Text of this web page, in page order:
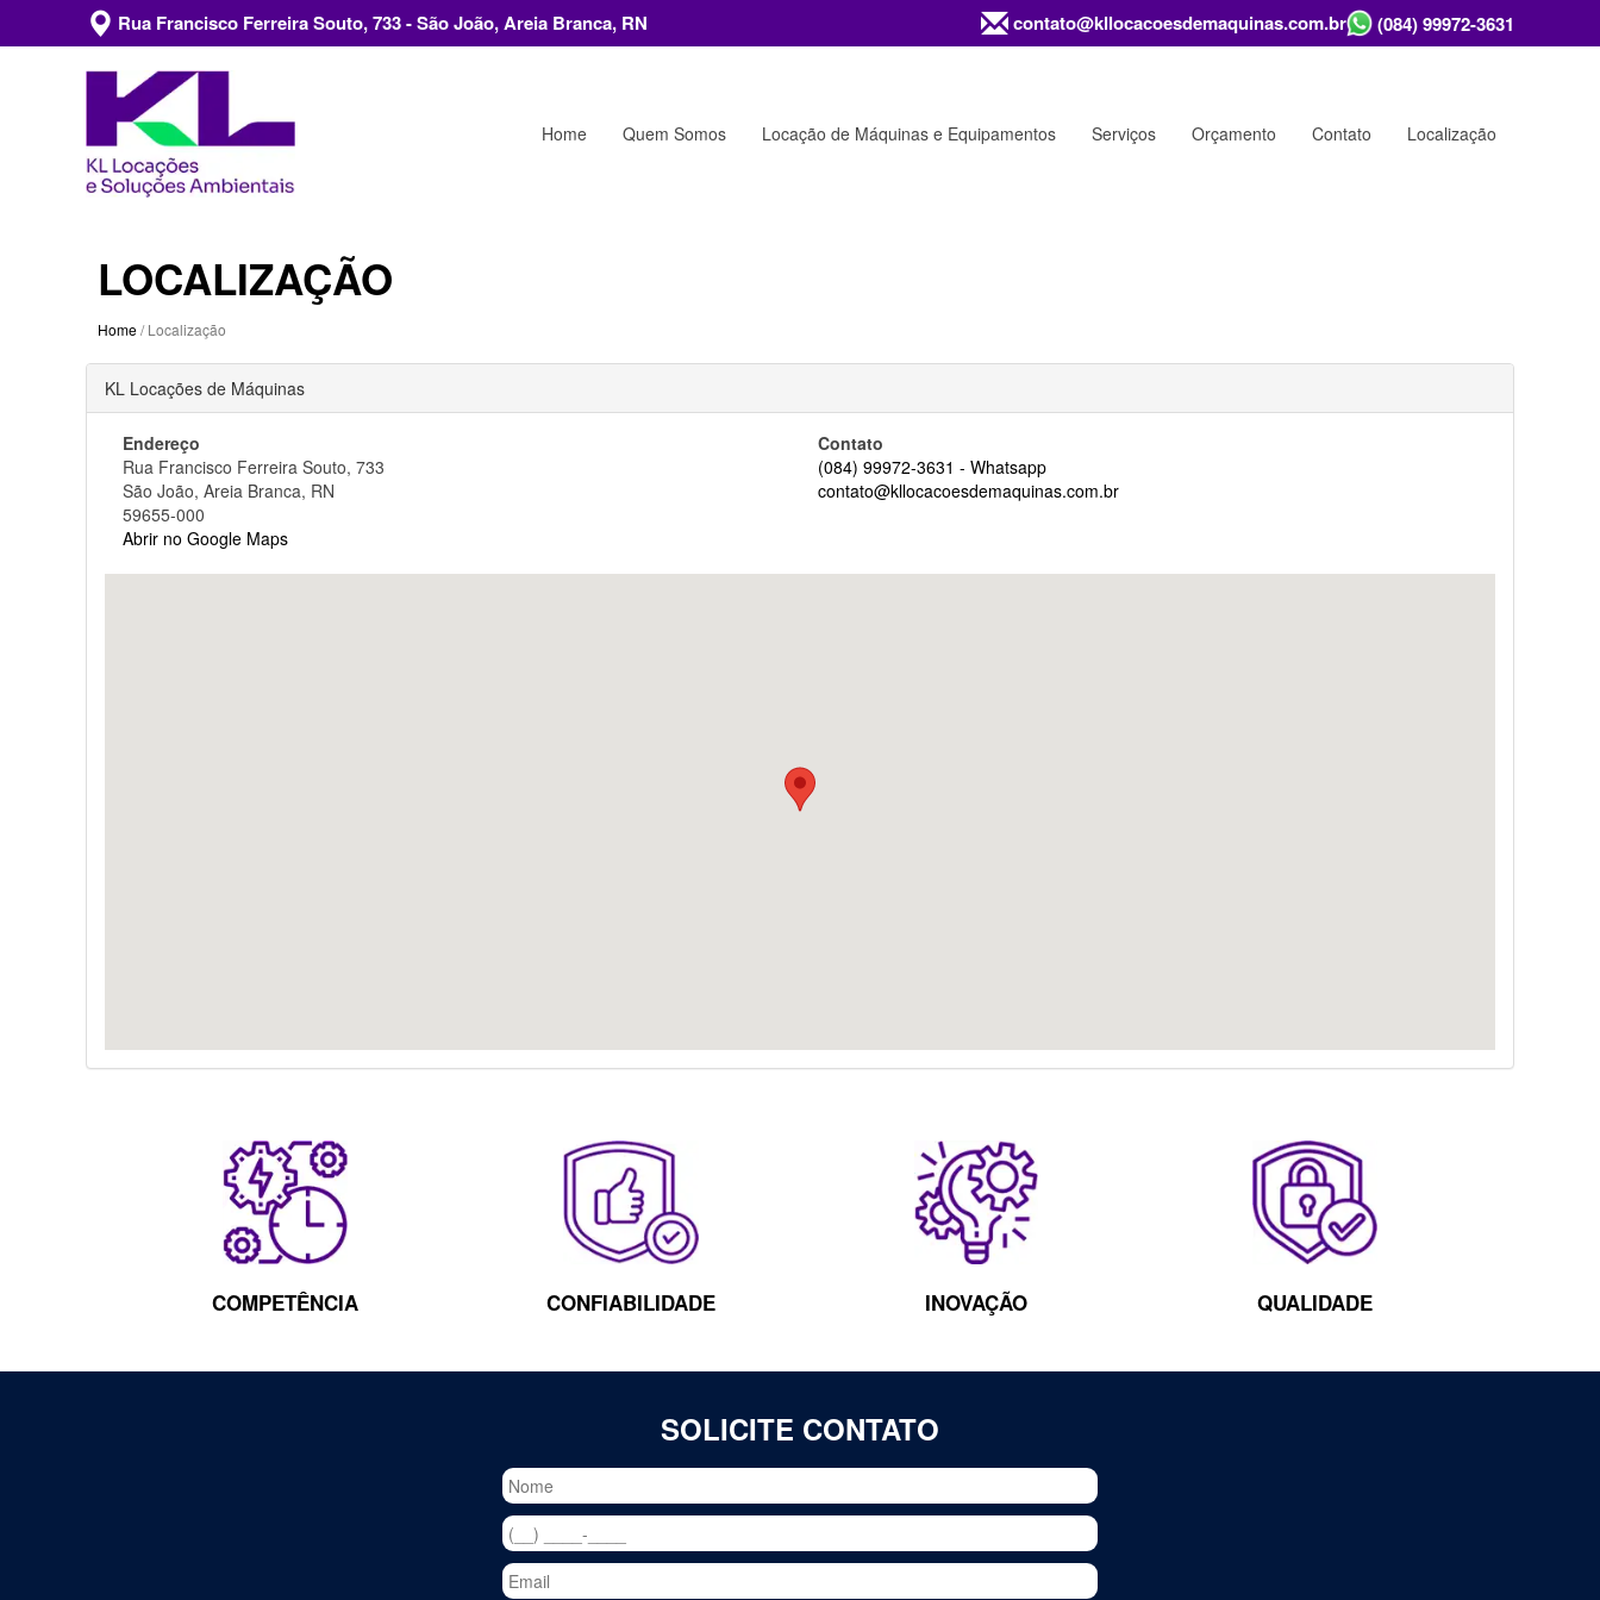
Rua Francisco Ferreira Souto, 733 -São João, Areia Branca, RN contato@kllocacoesdemaquinas.com.br (084) 99972-3631
Home Quem Somos Locação de Máquinas e Equipamentos Serviços Orçamento Contato Localização
LOCALIZAÇÃO
Home/ Localização
KL Locações de Máquinas
Endereço
Rua Francisco Ferreira Souto, 733
São João, Areia Branca, RN
59655-000
Abrir no Google Maps
Contato
(084) 99972-3631 - Whatsapp
contato@kllocacoesdemaquinas.com.br
COMPETÊNCIA CONFIABILIDADE INOVAÇÃO QUALIDADE
SOLICITE CONTATO